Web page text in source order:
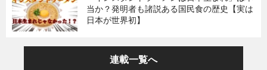
当か？発明者も諸説ある国民食の歴史【実は
日本が世界初】
連載一覧へ